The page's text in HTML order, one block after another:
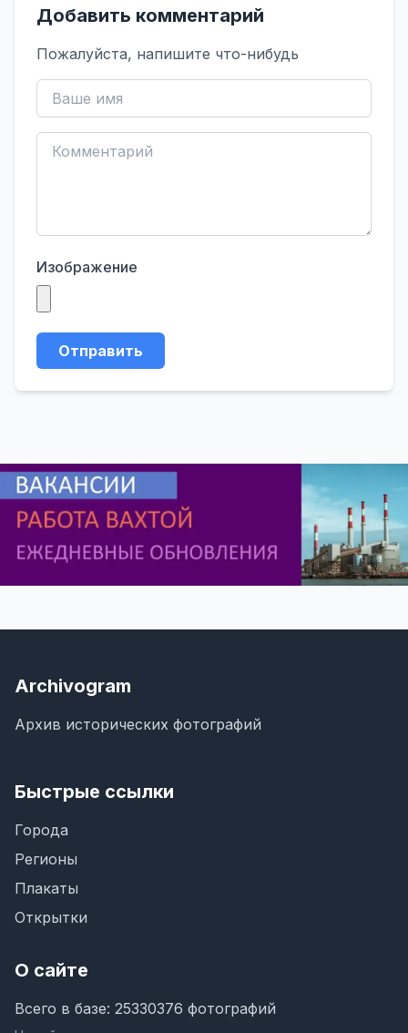
Добавить комментарий
Пожалуйста, напишите что-нибудь
Изображение
Отправить
Archivogram
Архив исторических фотографий
Быстрые ссылки
Города
Регионы
Плакаты
Открытки
О сайте
Всего в базе: 25330376 фотографий